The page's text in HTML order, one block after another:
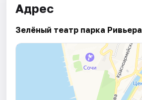
Адрес
Зелёный театр парка Ривьера